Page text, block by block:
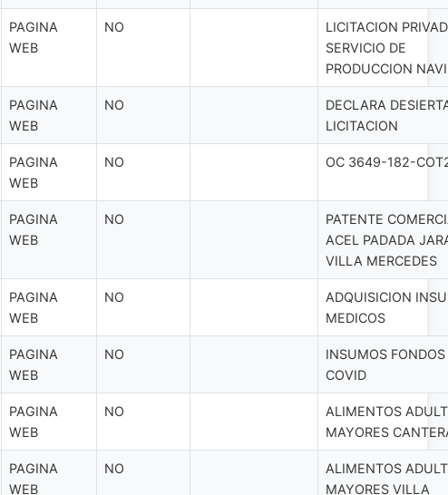
PAGINA
WEB
NO
LICITACION
SERVICIO DE
PRODUCCION
PAGINA
WEB
NO
DECLARA
LICITACION
PAGINA
WEB
NO OC 3649-182-
PAGINA
WEB
NO
PATENTE
ACEL PADADA
VILLA MERCEDES
PAGINA
WEB
NO
ADQUISICION
MEDICOS
PAGINA
WEB
NO
INSUMOS FONDOS
COVID
PAGINA
WEB
NO
ALIMENTOS
MAYORES
PAGINA
WEB
NO
ALIMENTOS
MAYORES VILLA